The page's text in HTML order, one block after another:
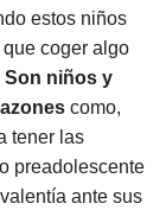
estos niños
coger algo
Son niños y
como,
tener las
preadolescente
ante sus